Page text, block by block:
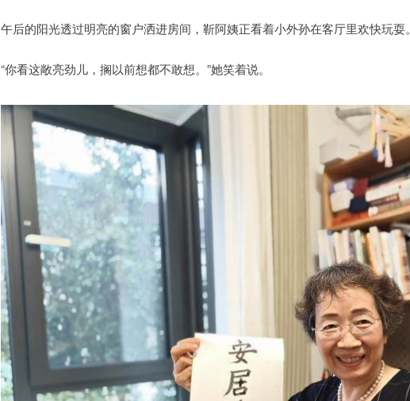
午后的阳光透过明亮的窗户洒进房间，靳阿姨正看着小外孙在客厅里欢快玩耍。
“你看这敞亮劲儿，搁以前想都不敢想。”她笑着说。